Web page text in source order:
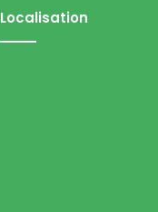
Localisation